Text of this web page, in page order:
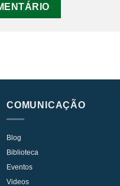
COMUNICAÇÃO
Blog
Biblioteca
Eventos
Videos